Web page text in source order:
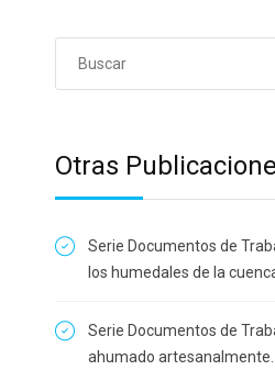
Otras
Serie Documentos de
los humedales de la
Serie Documentos de
ahumado artesanalmente.